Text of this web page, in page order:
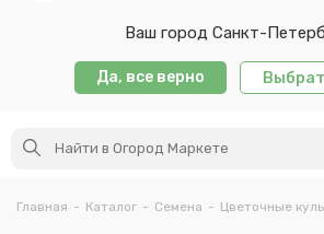
Ваш город Санкт-
Да, все верно
Главная - Каталог - Семена - Цветочные